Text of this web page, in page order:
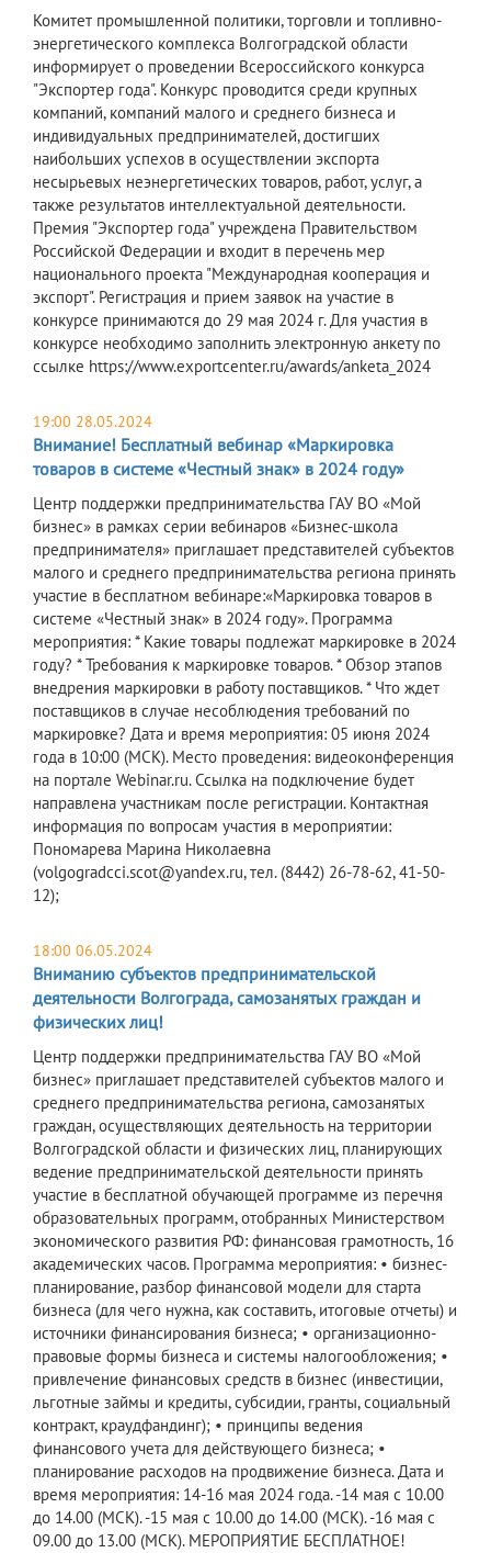
Комитет промышленной политики, торговли и топливно-
энергетического комплекса Волгоградской области
информирует о проведении Всероссийского конкурса
"Экспортер года". Конкурс проводится среди крупных
компаний, компаний малого и среднего бизнеса и
индивидуальных предпринимателей, достигших
наибольших успехов в осуществлении экспорта
несырьевых неэнергетических товаров, работ, услуг, а
также результатов интеллектуальной деятельности.
Премия "Экспортер года" учреждена Правительством
Российской Федерации и входит в перечень мер
национального проекта "Международная кооперация и
экспорт". Регистрация и прием заявок на участие в
конкурсе принимаются до 29 мая 2024 г. Для участия в
конкурсе необходимо заполнить электронную анкету по
ссылке https://www.exportcenter.ru/awards/anketa_2024
19:00 28.05.2024
Внимание! Бесплатный вебинар «Маркировка
товаров в системе «Честный знак» в 2024 году»
Центр поддержки предпринимательства ГАУ ВО «Мой
бизнес» в рамках серии вебинаров «Бизнес-школа
предпринимателя» приглашает представителей субъектов
малого и среднего предпринимательства региона принять
участие в бесплатном вебинаре:«Маркировка товаров в
системе «Честный знак» в 2024 году». Программа
мероприятия: * Какие товары подлежат маркировке в 2024
году? * Требования к маркировке товаров. * Обзор этапов
внедрения маркировки в работу поставщиков. * Что ждет
поставщиков в случае несоблюдения требований по
маркировке? Дата и время мероприятия: 05 июня 2024
года в 10:00 (МСК). Место проведения: видеоконференция
на портале Webinar.ru. Ссылка на подключение будет
направлена участникам после регистрации. Контактная
информация по вопросам участия в мероприятии:
Пономарева Марина Николаевна
(volgogradcci.scot@yandex.ru, тел. (8442) 26-78-62, 41-50-
12);
18:00 06.05.2024
Вниманию субъектов предпринимательской
деятельности Волгограда, самозанятых граждан и
физических лиц!
Центр поддержки предпринимательства ГАУ ВО «Мой
бизнес» приглашает представителей субъектов малого и
среднего предпринимательства региона, самозанятых
граждан, осуществляющих деятельность на территории
Волгоградской области и физических лиц, планирующих
ведение предпринимательской деятельности принять
участие в бесплатной обучающей программе из перечня
образовательных программ, отобранных Министерством
экономического развития РФ: финансовая грамотность, 16
академических часов. Программа мероприятия: • бизнес-
планирование, разбор финансовой модели для старта
бизнеса (для чего нужна, как составить, итоговые отчеты) и
источники финансирования бизнеса; • организационно-
правовые формы бизнеса и системы налогообложения; •
привлечение финансовых средств в бизнес (инвестиции,
льготные займы и кредиты, субсидии, гранты, социальный
контракт, краудфандинг); • принципы ведения
финансового учета для действующего бизнеса; •
планирование расходов на продвижение бизнеса. Дата и
время мероприятия: 14-16 мая 2024 года. -14 мая с 10.00
до 14.00 (МСК). -15 мая с 10.00 до 14.00 (МСК). -16 мая с
09.00 до 13.00 (МСК). МЕРОПРИЯТИЕ БЕСПЛАТНОЕ!